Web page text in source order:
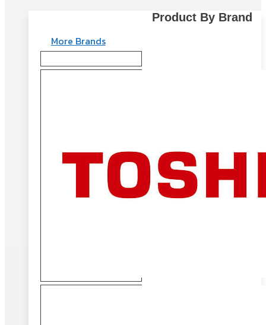
Product By Brand
More Brands